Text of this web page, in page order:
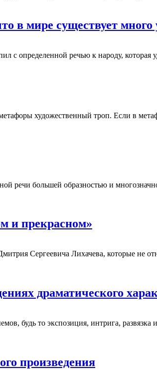
в мире существует
с определенной речью к народу,
художественный троп. Если в
речи большей образностью и
и прекрасном»
Сергеевича Лихачева, которые не
драматического
будь то экспозиция, интрига,
произведения